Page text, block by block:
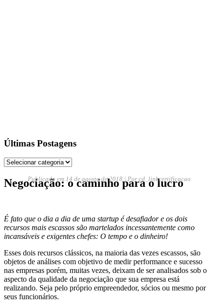
Últimas Postagens
Negociação: o caminho para o lucro
Publicado em 14 de agosto de 2018| Por cd_linkcertificacao
É fato que o dia a dia de uma startup é desafiador e os dois
recursos mais escassos são martelados incessantemente como
incansáveis e exigentes chefes: O tempo e o dinheiro!
Esses dois recursos clássicos, na maioria das vezes escassos, são
objetos de análises com objetivo de medir performance e sucesso
nas empresas porém, muitas vezes, deixam de ser analisados sob o
aspecto da qualidade da negociação que sua empresa está
realizando. Seja pelo próprio empreendedor, sócios ou mesmo por
seus funcionários.